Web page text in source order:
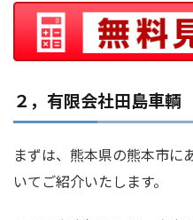
２，有限会社田島車輌
まずは、熊本県の熊本市に
いてご紹介いたします。